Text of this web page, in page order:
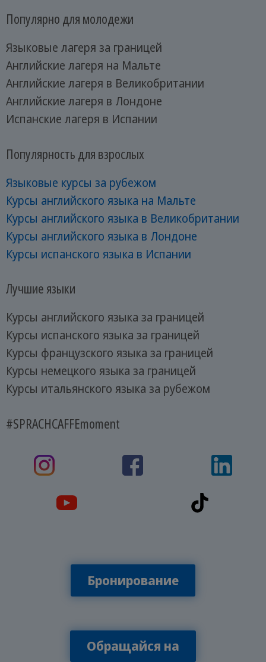
Популярно для молодежи
Языковые лагеря за границей
Английские лагеря на Мальте
Английские лагеря в Великобритании
Английские лагеря в Лондоне
Испанские лагеря в Испании
Популярность для взрослых
Языковые курсы за рубежом
Курсы английского языка на Мальте
Курсы английского языка в Великобритании
Курсы английского языка в Лондоне
Курсы испанского языка в Испании
Лучшие языки
Курсы английского языка за границей
Курсы испанского языка за границей
Курсы французского языка за границей
Курсы немецкого языка за границей
Курсы итальянского языка за рубежом
#SPRACHCAFFEmoment
Бронирование
Обращайся на